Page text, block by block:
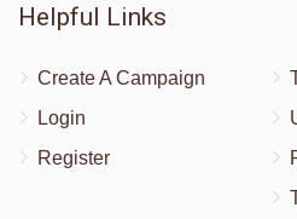
Helpful Links
Create A Campaign
Login
Register